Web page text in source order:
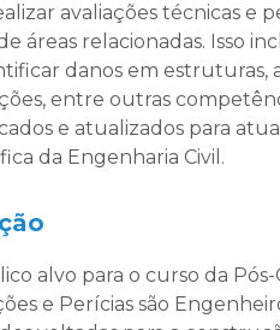
avaliações técnicas e
áreas relacionadas. Isso
danos em estruturas,
entre outras
e atualizados para
da Engenharia Civil.
alvo para o curso da
e Perícias são